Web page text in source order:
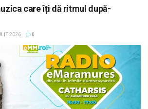
care îți dă ritmul după-
2026 0